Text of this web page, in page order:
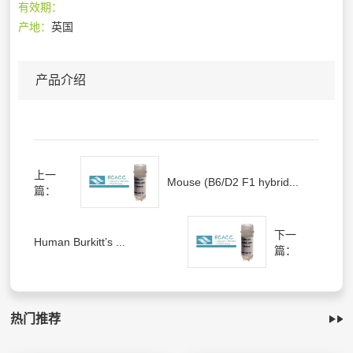
有效期：
产地：英国
产品介绍
上一
篇：
Mouse (B6/D2 F1 hybrid...
Human Burkitt’s ...
下一
篇：
热门推荐